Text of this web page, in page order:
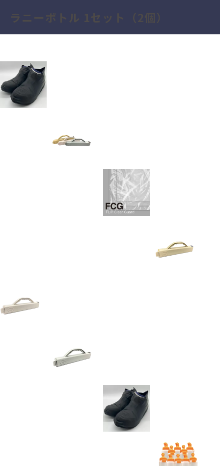
ROOTS SHOP
カテゴリー:商品
SHOES VEIL 5セット
FLiP 3色セット
FLiP Clear Guard
FLiP ベージュ
FLiP ホワイト
FLiP グレー
SHOES VEIL 10セット
ラニーボトル 5セット（10個）
ラニーボトル 2セット（4個）
ラニーボトル 1セット（2個）